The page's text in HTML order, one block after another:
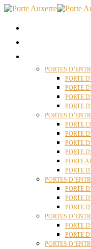
PORTES
PORTE
PORTE
PORTE
PORTE
PORTES
PORTE
PORTE
PORTE
PORTE
PORTE
PORTE
PORTES
PORTE
PORTE
PORTE
PORTES
PORTE
PORTE
PORTES